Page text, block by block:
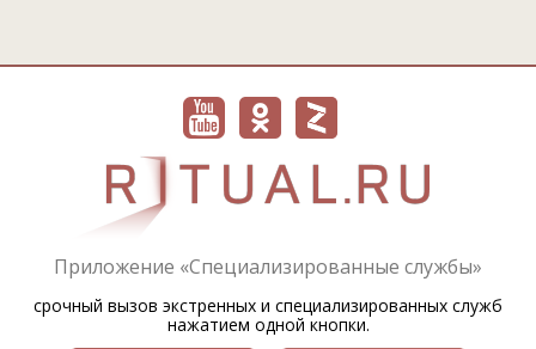
Приложение «Специализированные службы»
срочный вызов экстренных и специализированных служб
нажатием одной кнопки.